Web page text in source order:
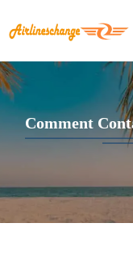
Comment